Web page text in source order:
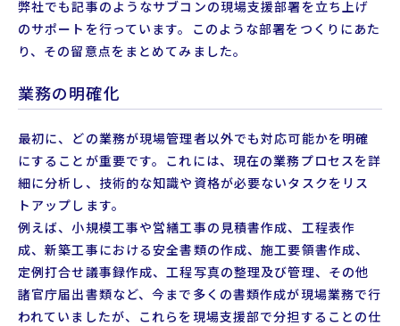
弊社でも記事のようなサブコンの現場支援部署を立ち上げ
のサポートを行っています。このような部署をつくりにあた
り、その留意点をまとめてみました。
業務の明確化
最初に、どの業務が現場管理者以外でも対応可能かを明確
にすることが重要です。これには、現在の業務プロセスを詳
細に分析し、技術的な知識や資格が必要ないタスクをリス
トアップします。
例えば、小規模工事や営繕工事の見積書作成、工程表作
成、新築工事における安全書類の作成、施工要領書作成、
定例打合せ議事録作成、工程写真の整理及び管理、その他
諸官庁届出書類など、今まで多くの書類作成が現場業務で行
われていましたが、これらを現場支援部で分担することの仕